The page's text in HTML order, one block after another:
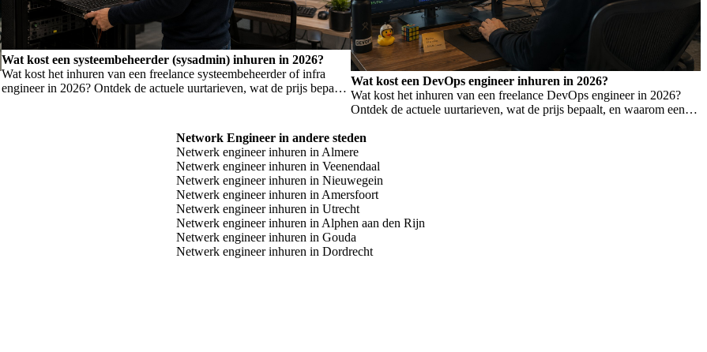
Wat kost een systeembeheerder (sysadmin) inhuren in 2026?
Wat kost het inhuren van een freelance systeembeheerder of infra
engineer in 2026? Ontdek de actuele uurtarieven, wat de prijs bepaalt,
Wat kost een DevOps engineer inhuren in 2026?
Wat kost het inhuren van een freelance DevOps engineer in 2026?
Ontdek de actuele uurtarieven, wat de prijs bepaalt, en waarom een
Network Engineer in andere steden
Netwerk engineer inhuren in Almere
Netwerk engineer inhuren in Veenendaal
Netwerk engineer inhuren in Nieuwegein
Netwerk engineer inhuren in Amersfoort
Netwerk engineer inhuren in Utrecht
Netwerk engineer inhuren in Alphen aan den Rijn
Netwerk engineer inhuren in Gouda
Netwerk engineer inhuren in Dordrecht